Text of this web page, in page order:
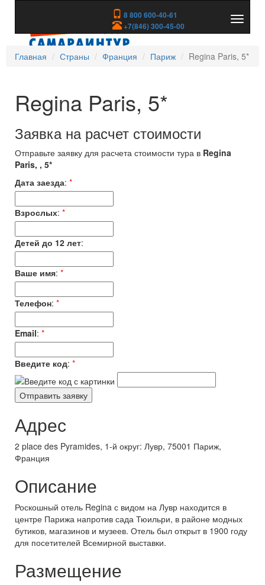
8 800 600-40-61
+7(846) 300-45-00
скрыть
Главная
Страны Франция Париж Regina Paris, 5*
Regina Paris, 5*
Заявка на расчет стоимости
Отправьте заявку для расчета стоимости тура в Regina
Paris, , 5*
Дата заезда: *
Взрослых: *
Детей до 12 лет:
Ваше имя: *
Телефон: *
Email: *
Введите код: *
Адрес
2 place des Pyramides, 1-й округ: Лувр, 75001 Париж,
Франция
Описание
Роскошный отель Regina с видом на Лувр находится в
центре Парижа напротив сада Тюильри, в районе модных
бутиков, магазинов и музеев. Отель был открыт в 1900 году
для посетителей Всемирной выставки.
Размещение